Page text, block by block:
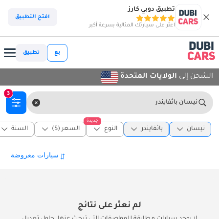
تطبيق دوبي كارز
اعثر على سيارتك المثالية بسرعة أكبر
افتح التطبيق
بع تطبيق
الشحن إلى الولايات المتحدة
نيسان باثفايندر
3
نيسان باثفايندر
جديدة
النوع السعر ($) السنة
لم نعثر على نتائج